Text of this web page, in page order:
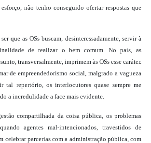
não tenho conseguido ofertar respostas que
que as OSs buscam, desinteressadamente, servir à
de realizar o bem comum. No país, as
transversalmente, imprimem às OSs esse caráter.
de empreendedorismo social, malgrado a vagueza
tal repertório, os interlocutores quase sempre me
a incredulidade a face mais evidente.
compartilhada da coisa pública, os problemas
agentes mal-intencionados, travestidos de
celebrar parcerias com a administração pública, com